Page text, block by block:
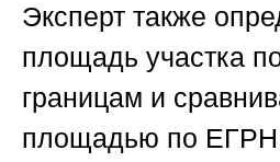
Эксперт также
площадь участка
границам и
площадью по